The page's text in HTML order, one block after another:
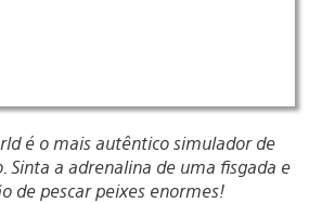
é o mais autêntico simulador de
Sinta a adrenalina de uma fisgada e
de pescar peixes enormes!